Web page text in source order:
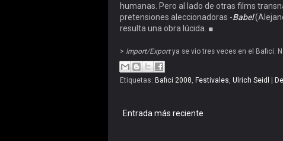
humanas. Pero al lado de otras films
pretensiones aleccionadoras -Babel
resulta una obra lúcida. ■
> Import/Exportya se vio tres veces en el Bafici.
Etiquetas: Bafici 2008, Festivales, Ulrich Seidl
Entrada más reciente